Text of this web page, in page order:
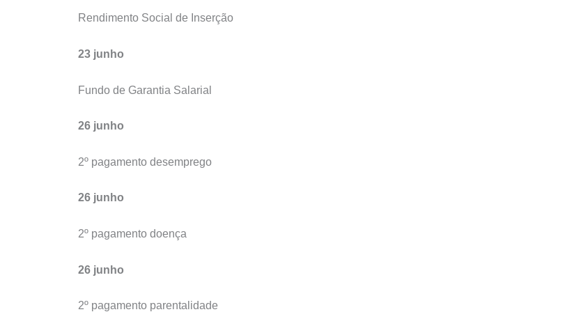
Rendimento Social de Inserção
23 junho
Fundo de Garantia Salarial
26 junho
2º pagamento desemprego
26 junho
2º pagamento doença
26 junho
2º pagamento parentalidade